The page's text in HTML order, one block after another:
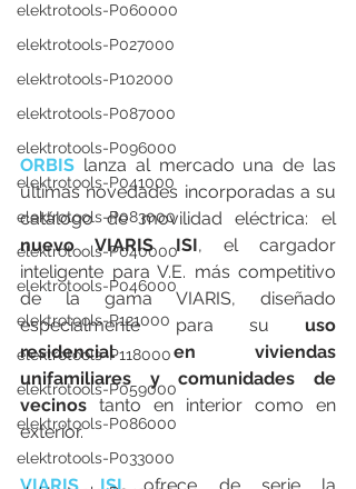
elektrotools-P060000
elektrotools-P027000
elektrotools-P102000
elektrotools-P087000
elektrotools-P096000
elektrotools-P041000
elektrotools-P083000
elektrotools-P040000
elektrotools-P046000
elektrotools-P121000
elektrotools-P118000
elektrotools-P059000
elektrotools-P086000
elektrotools-P033000
ORBIS lanza al mercado una de las
últimas novedades incorporadas a su
nuevo VIARIS ISI, el cargador
inteligente para V.E. más competitivo
de la gama VIARIS, diseñado
especialmente para su uso
residencial en viviendas
unifamiliares y comunidades de
vecinos tanto en interior como en
exterior.